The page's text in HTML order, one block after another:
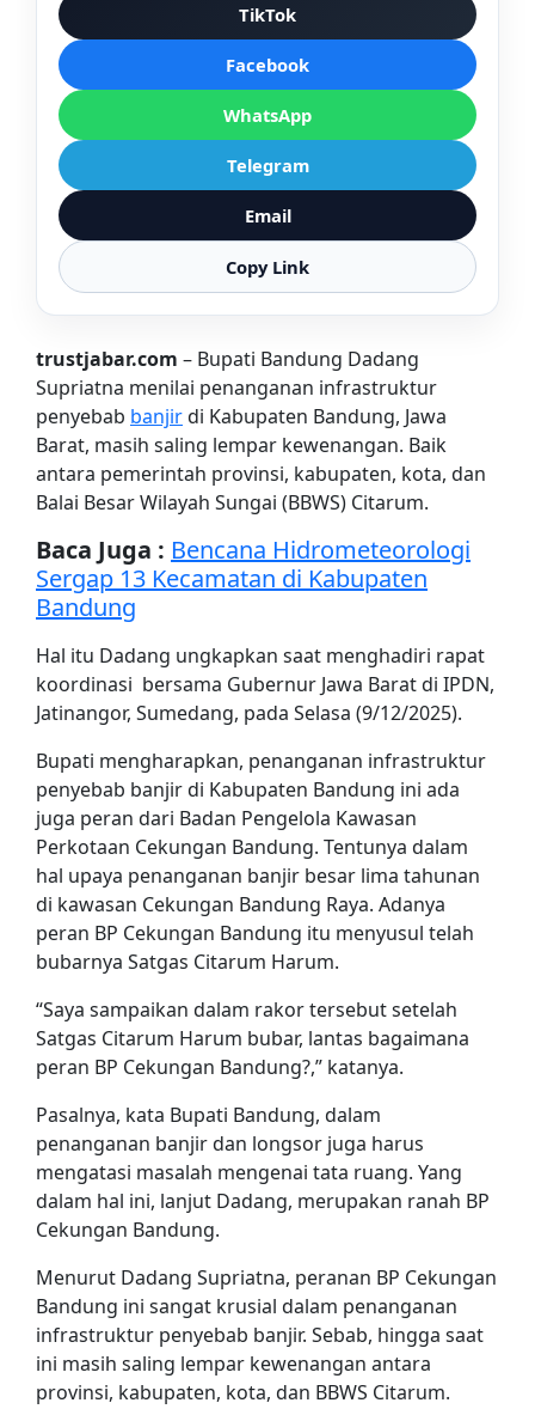
TikTok
Facebook
WhatsApp
Telegram
Email
Copy Link
trustjabar.com – Bupati Bandung Dadang
Supriatna menilai penanganan infrastruktur
penyebab banjirdi Kabupaten Bandung, Jawa
Barat, masih saling lempar kewenangan. Baik
antara pemerintah provinsi, kabupaten, kota, dan
Balai Besar Wilayah Sungai (BBWS) Citarum.
Baca Juga : Bencana Hidrometeorologi
Sergap 13 Kecamatan di Kabupaten
Bandung
Hal itu Dadang ungkapkan saat menghadiri rapat
koordinasi bersama Gubernur Jawa Barat di IPDN,
Jatinangor, Sumedang, pada Selasa (9/12/2025).
Bupati mengharapkan, penanganan infrastruktur
penyebab banjir di Kabupaten Bandung ini ada
juga peran dari Badan Pengelola Kawasan
Perkotaan Cekungan Bandung. Tentunya dalam
hal upaya penanganan banjir besar lima tahunan
di kawasan Cekungan Bandung Raya. Adanya
peran BP Cekungan Bandung itu menyusul telah
bubarnya Satgas Citarum Harum.
“Saya sampaikan dalam rakor tersebut setelah
Satgas Citarum Harum bubar, lantas bagaimana
peran BP Cekungan Bandung?,” katanya.
Pasalnya, kata Bupati Bandung, dalam
penanganan banjir dan longsor juga harus
mengatasi masalah mengenai tata ruang. Yang
dalam hal ini, lanjut Dadang, merupakan ranah BP
Cekungan Bandung.
Menurut Dadang Supriatna, peranan BP Cekungan
Bandung ini sangat krusial dalam penanganan
infrastruktur penyebab banjir. Sebab, hingga saat
ini masih saling lempar kewenangan antara
provinsi, kabupaten, kota, dan BBWS Citarum.